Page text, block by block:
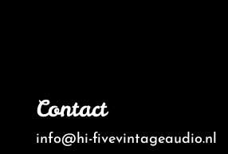
Contact
info@hi-fivevintageaudio.nl